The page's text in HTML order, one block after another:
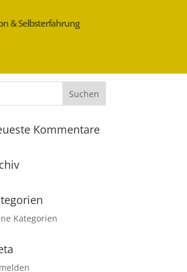
& Selbsterfahrung
Kommentare
Kategorien